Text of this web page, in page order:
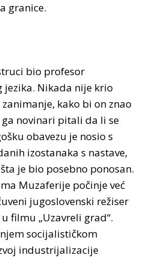
granice.
bio profesor
jezika. Nikada nije krio
kako bi on znao
novinari pitali da li se
obavezu je nosio s
izostanaka s nastave,
je bio posebno ponosan.
Muzaferije počinje već
jugoslovenski režiser
filmu „Uzavreli grad“.
socijalističkom
industrijalizacije